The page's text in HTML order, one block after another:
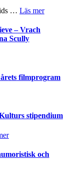
Huskvarna
Folkets
–
en
… Läs merom
– Vrach
Scully
filmprogram
stipendium
om
Shahab
och